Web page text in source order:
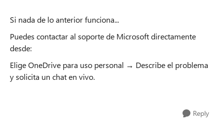
Si nada de lo anterior funciona...
Puedes contactar al soporte de Microsoft directamente
desde:
Elige OneDrive para uso personal → Describe el problema
y solicita un chat en vivo.
Reply